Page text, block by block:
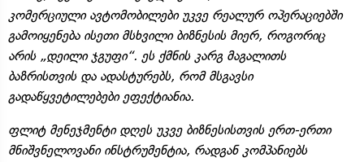
კომერციული ავტომობილები უკვე რეალურ ოპერაციებში
გამოიყენება ისეთი მსხვილი ბიზნესის მიერ, როგორიც
არის „დეილი ჯგუფი“. ეს ქმნის კარგ მაგალითს
ბაზრისთვის და ადასტურებს, რომ მსგავსი
გადაწყვეტილებები ეფექტიანია.
ფლიტ მენეჯმენტი დღეს უკვე ბიზნესისთვის ერთ-ერთი
მნიშვნელოვანი ინსტრუმენტია, რადგან კომპანიებს